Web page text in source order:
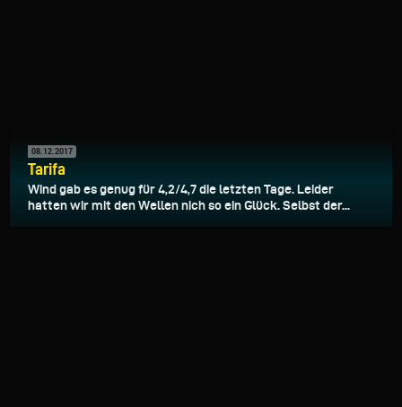
08.12.2017
Tarifa
Wind gab es genug für 4,2/4,7 die letzten Tage. Leider
hatten wir mit den Wellen nich so ein Glück. Selbst der...